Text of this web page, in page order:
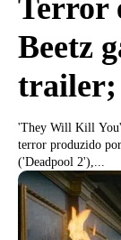
Terror
Beetz
trailer;
'They Will Kill You'
terror produzido
('Deadpool 2'),...